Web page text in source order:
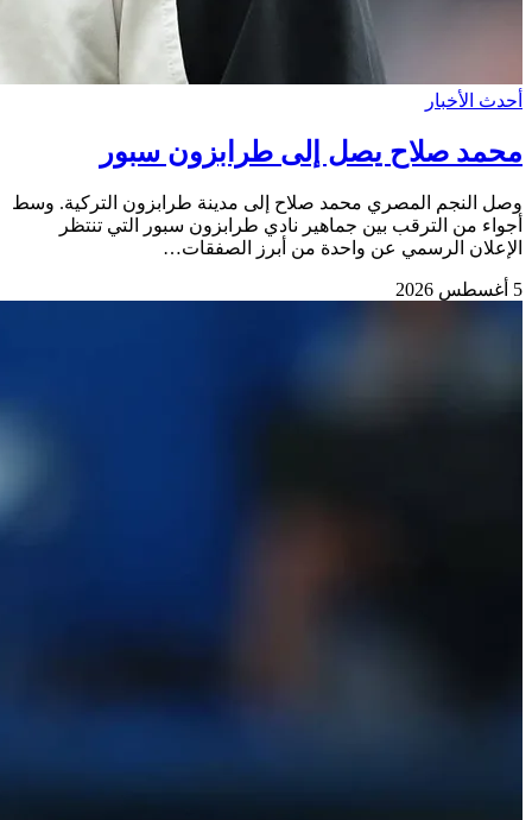
أحدث الأخبار
محمد صلاح يصل إلى طرابزون سبور
وصل النجم المصري محمد صلاح إلى مدينة طرابزون التركية. وسط
أجواء من الترقب بين جماهير نادي طرابزون سبور التي تنتظر
الإعلان الرسمي عن واحدة من أبرز الصفقات…
5 أغسطس 2026